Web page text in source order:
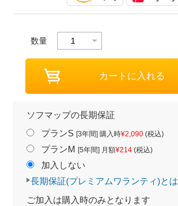
数量
ソフマップの長期保証
プランS [3年間] 購入時¥2,090(税込)
プランM [5年間] 月額¥214(税込)
加入しない
長期保証(プレミアムワランティ)とは
ご加入は購入時のみとなります